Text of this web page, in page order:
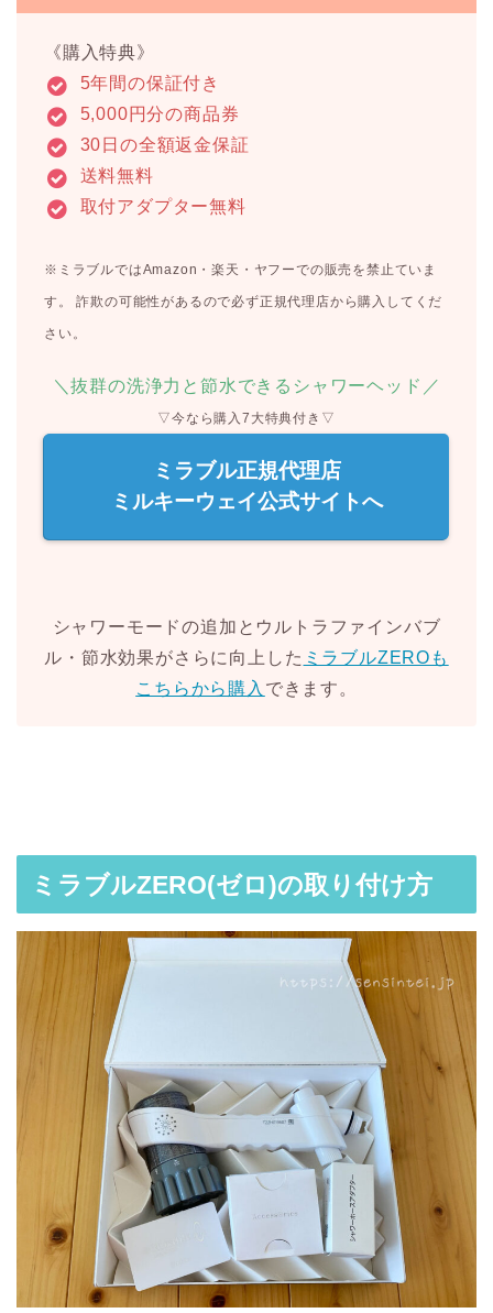
《購入特典》
5年間の保証付き
5,000円分の商品券
30日の全額返金保証
送料無料
取付アダプター無料
※ミラブルではAmazon・楽天・ヤフーでの販売を禁止ていま
す。 詐欺の可能性があるので必ず正規代理店から購入してくだ
さい。
＼抜群の洗浄力と節水できるシャワーヘッド／
▽今なら購入7大特典付き▽
ミラブル正規代理店
ミルキーウェイ公式サイトへ
シャワーモードの追加とウルトラファインバブ
ル・節水効果がさらに向上した ミラブルZEROも
こちらから購入 できます。
ミラブルZERO(ゼロ)の取り付け方